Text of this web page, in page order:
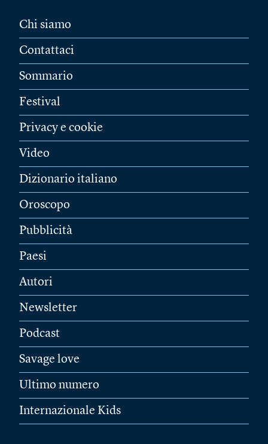
Chi siamo
Contattaci
Sommario
Festival
Privacy e cookie
Video
Dizionario italiano
Oroscopo
Pubblicità
Paesi
Autori
Newsletter
Podcast
Savage love
Ultimo numero
Internazionale Kids